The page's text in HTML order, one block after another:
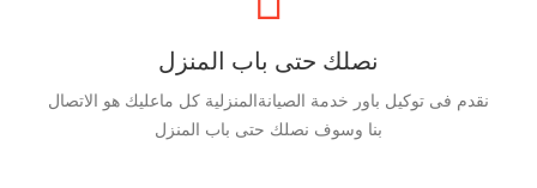
نصلك حتى باب المنزل
نقدم فى توكيل باور خدمة الصيانةالمنزلية كل ماعليك هو الاتصال
بنا وسوف نصلك حتى باب المنزل